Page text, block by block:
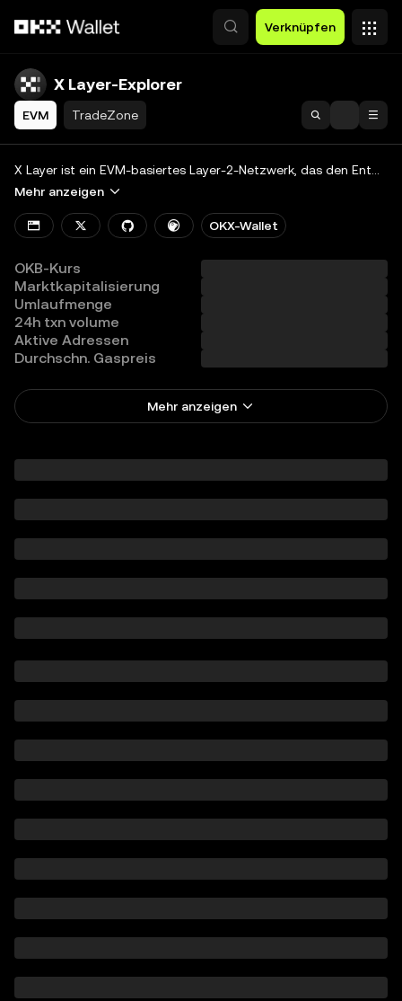
Verknüpfen
X Layer-Explorer
EVM
TradeZone
Blockchain
Tokens & NFTs
Developers
More
Mehr anzeigen
OKX-Wallet
OKB-Kurs
Marktkapitalisierung
Umlaufmenge
24h txn volume
Aktive Adressen
Durchschn. Gaspreis
Mehr anzeigen